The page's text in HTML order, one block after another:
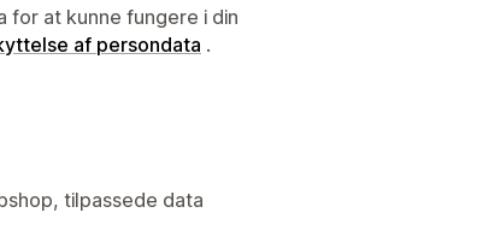
for at kunne fungere i din
af persondata .
tilpassede data